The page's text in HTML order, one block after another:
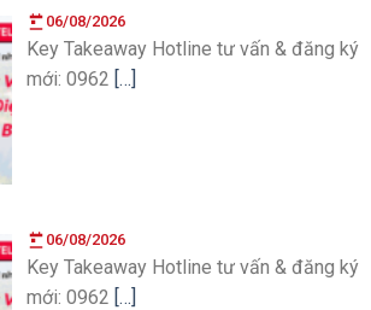
06/08/2026
Key Takeaway Hotline tư vấn & đăng ký
mới: 0962 […]
06/08/2026
Key Takeaway Hotline tư vấn & đăng ký
mới: 0962 […]